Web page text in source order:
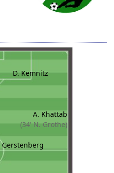
D. Kemnitz
A. Khattab
(34' N. Grothe)
Gerstenberg